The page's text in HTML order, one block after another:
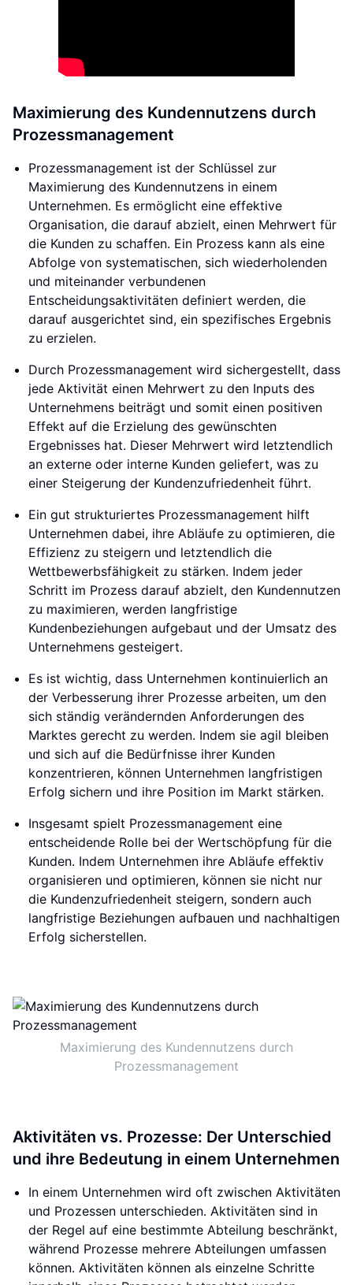
Maximierung des Kundennutzens durch
Prozessmanagement
Prozessmanagement ist der Schlüssel zur
Maximierung des Kundennutzens in einem
Unternehmen. Es ermöglicht eine effektive
Organisation, die darauf abzielt, einen Mehrwert für
die Kunden zu schaffen. Ein Prozess kann als eine
Abfolge von systematischen, sich wiederholenden
und miteinander verbundenen
Entscheidungsaktivitäten definiert werden, die
darauf ausgerichtet sind, ein spezifisches Ergebnis
zu erzielen.
Durch Prozessmanagement wird sichergestellt, dass
jede Aktivität einen Mehrwert zu den Inputs des
Unternehmens beiträgt und somit einen positiven
Effekt auf die Erzielung des gewünschten
Ergebnisses hat. Dieser Mehrwert wird letztendlich
an externe oder interne Kunden geliefert, was zu
einer Steigerung der Kundenzufriedenheit führt.
Ein gut strukturiertes Prozessmanagement hilft
Unternehmen dabei, ihre Abläufe zu optimieren, die
Effizienz zu steigern und letztendlich die
Wettbewerbsfähigkeit zu stärken. Indem jeder
Schritt im Prozess darauf abzielt, den Kundennutzen
zu maximieren, werden langfristige
Kundenbeziehungen aufgebaut und der Umsatz des
Unternehmens gesteigert.
Es ist wichtig, dass Unternehmen kontinuierlich an
der Verbesserung ihrer Prozesse arbeiten, um den
sich ständig verändernden Anforderungen des
Marktes gerecht zu werden. Indem sie agil bleiben
und sich auf die Bedürfnisse ihrer Kunden
konzentrieren, können Unternehmen langfristigen
Erfolg sichern und ihre Position im Markt stärken.
Insgesamt spielt Prozessmanagement eine
entscheidende Rolle bei der Wertschöpfung für die
Kunden. Indem Unternehmen ihre Abläufe effektiv
organisieren und optimieren, können sie nicht nur
die Kundenzufriedenheit steigern, sondern auch
langfristige Beziehungen aufbauen und nachhaltigen
Erfolg sicherstellen.
Maximierung des Kundennutzens durch
Prozessmanagement
Aktivitäten vs. Prozesse: Der Unterschied
und ihre Bedeutung in einem Unternehmen
In einem Unternehmen wird oft zwischen Aktivitäten
und Prozessen unterschieden. Aktivitäten sind in
der Regel auf eine bestimmte Abteilung beschränkt,
während Prozesse mehrere Abteilungen umfassen
können. Aktivitäten können als einzelne Schritte